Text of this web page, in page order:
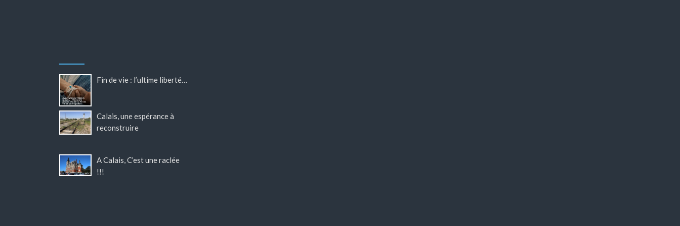
Fin de vie : l’ultime liberté…
Calais, une espérance à
reconstruire
A Calais, C’est une raclée
!!!